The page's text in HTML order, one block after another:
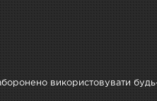
використовувати будь-